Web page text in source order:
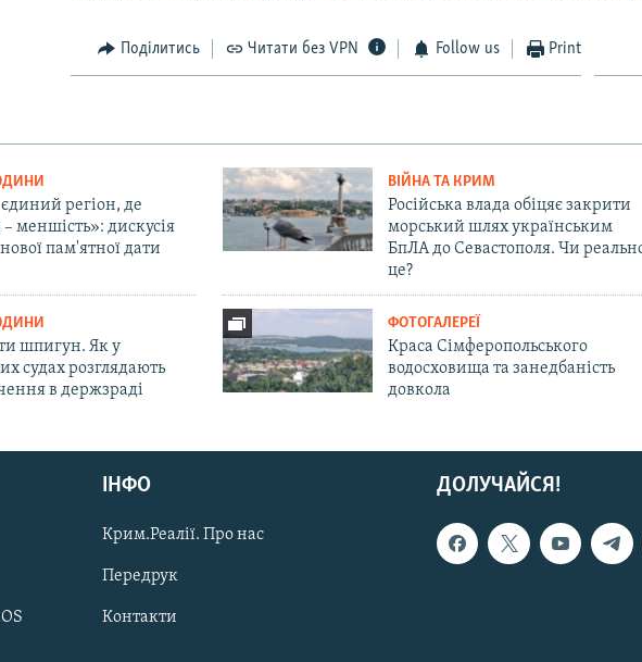
Поділитись Читати без VPN Follow us Print
регіон, де
– меншість»: дискусія
пам'ятної дати
ВІЙНА ТА КРИМ
Російська влада обіцяє закрити
морський шлях українським
БпЛА до Севастополя. Чи
це?
шпигун. Як у
судах розглядають
в держзраді
ФОТОГАЛЕРЕЇ
Краса Сімферопольського
водосховища та занедбаність
довкола
ДОЛУЧАЙСЯ!
ІНФО
Крим.Реалії. Про нас
Передрук
Контакти